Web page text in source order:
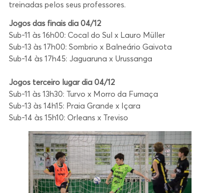
treinadas pelos seus professores.
Jogos das finais dia 04/12
Sub-11 às 16h00: Cocal do Sul x Lauro Müller
Sub-13 às 17h00: Sombrio x Balneário Gaivota
Sub-14 às 17h45: Jaguaruna x Urussanga
Jogos terceiro lugar dia 04/12
Sub-11 às 13h30: Turvo x Morro da Fumaça
Sub-13 às 14h15: Praia Grande x Içara
Sub-14 às 15h10: Orleans x Treviso